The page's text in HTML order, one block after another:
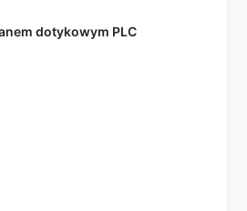
dotykowym PLC